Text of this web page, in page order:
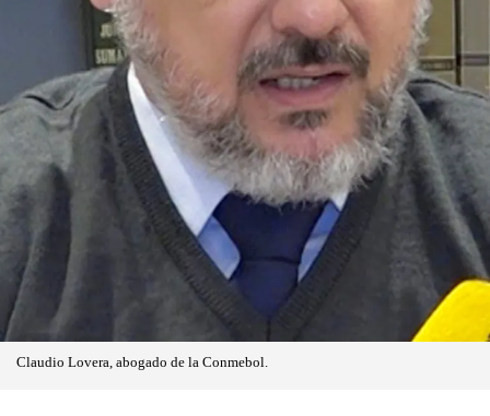
Claudio Lovera, abogado de la Conmebol.